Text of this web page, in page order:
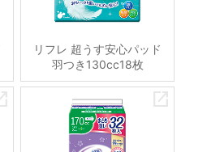
リフレ 超うす安心パッド
羽つき130cc18枚